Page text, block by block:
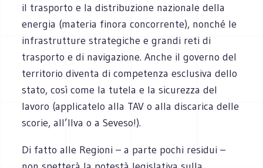
il trasporto e la distribuzione nazionale della
energia (materia finora concorrente), nonché le
infrastrutture strategiche e grandi reti di
trasporto e di navigazione. Anche il governo del
territorio diventa di competenza esclusiva dello
stato, così come la tutela e la sicurezza del
lavoro (applicatelo alla TAV o alla discarica delle
scorie, all’Ilva o a Seveso!).
Di fatto alle Regioni – a parte pochi residui –